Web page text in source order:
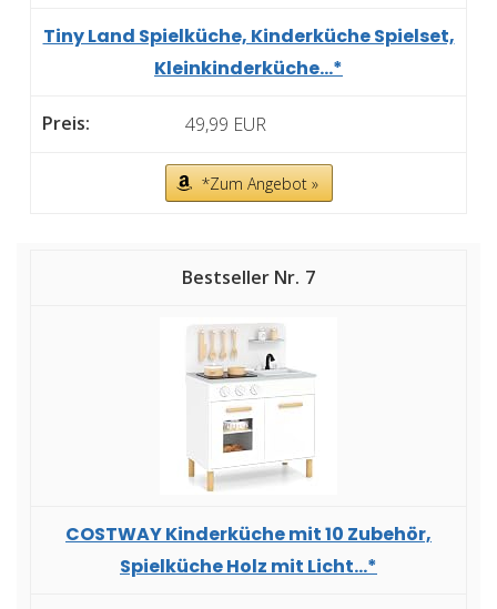
Tiny Land Spielküche, Kinderküche Spielset,
Kleinkinderküche...*
49,99 EUR
*Zum Angebot »
7
COSTWAY Kinderküche mit 10 Zubehör,
Spielküche Holz mit Licht...*